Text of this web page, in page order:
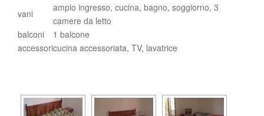
vani
ampio ingresso, cucina, bagno, soggiorno, 3
camere da letto
balconi
1 balcone
accessoricucina accessoriata, TV, lavatrice